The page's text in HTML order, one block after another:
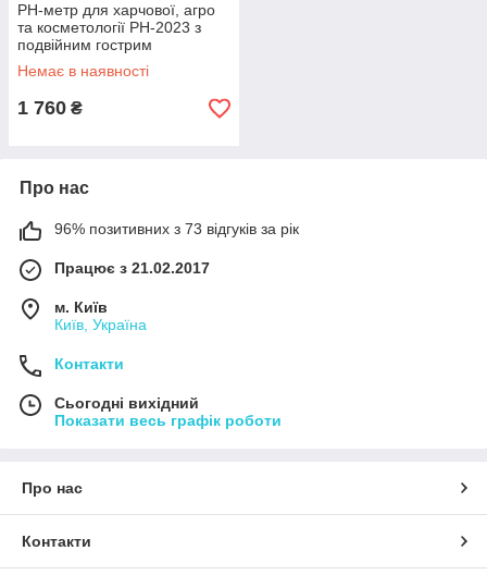
PH-метр для харчової, агро
та косметології PH-2023 з
подвійним гострим
електродом: PH: 0,00-
14,00pH, АТС. YIERYI
Немає в наявності
1 760 ₴
Про нас
96% позитивних з 73 відгуків за рік
Працює з 21.02.2017
м. Київ
Київ, Україна
Контакти
Сьогодні вихідний
Показати весь графік роботи
Про нас
Контакти